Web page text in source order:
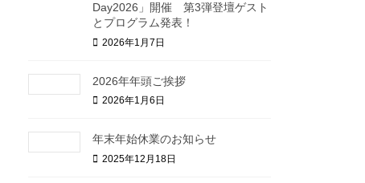
Day2026」開催 第3弾登壇ゲスト
とプログラム発表！
2026年1月7日
2026年年頭ご挨拶
2026年1月6日
年末年始休業のお知らせ
2025年12月18日